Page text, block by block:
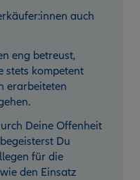
auch
eng betreust,
stets kompetent
erarbeiteten
Deine Offenheit
Du
für die
den Einsatz